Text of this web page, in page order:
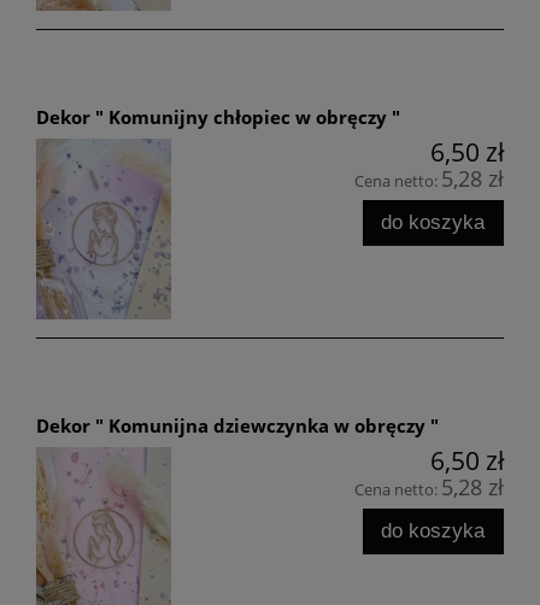
Dekor " Komunijny chłopiec w obręczy "
6,50 zł
Cena netto: 5,28 zł
do koszyka
Dekor " Komunijna dziewczynka w obręczy "
6,50 zł
Cena netto: 5,28 zł
do koszyka